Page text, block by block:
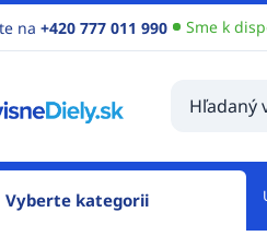
na +420 777 011 990 Sme k
Vyberte kategorii